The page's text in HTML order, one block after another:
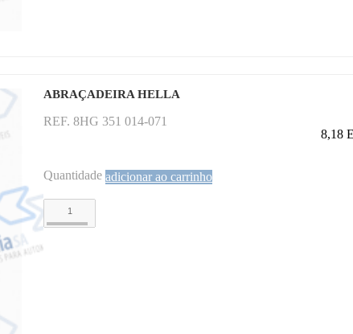
ABRAÇADEIRA HELLA
REF. 8HG 351 014-071
8,18
Quantidade adicionar ao carrinho